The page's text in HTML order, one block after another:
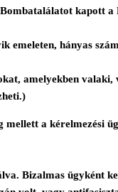
kapott
hányas
amelyekben
a kérelmezési
Bizalmas ügyként